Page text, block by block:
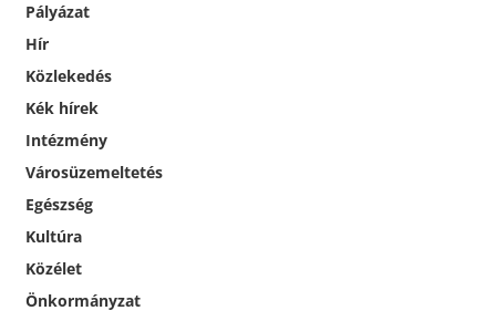
Pályázat
Hír
Közlekedés
Kék hírek
Intézmény
Városüzemeltetés
Egészség
Kultúra
Közélet
Önkormányzat